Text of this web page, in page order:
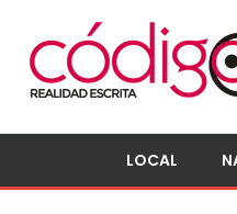
LOCAL